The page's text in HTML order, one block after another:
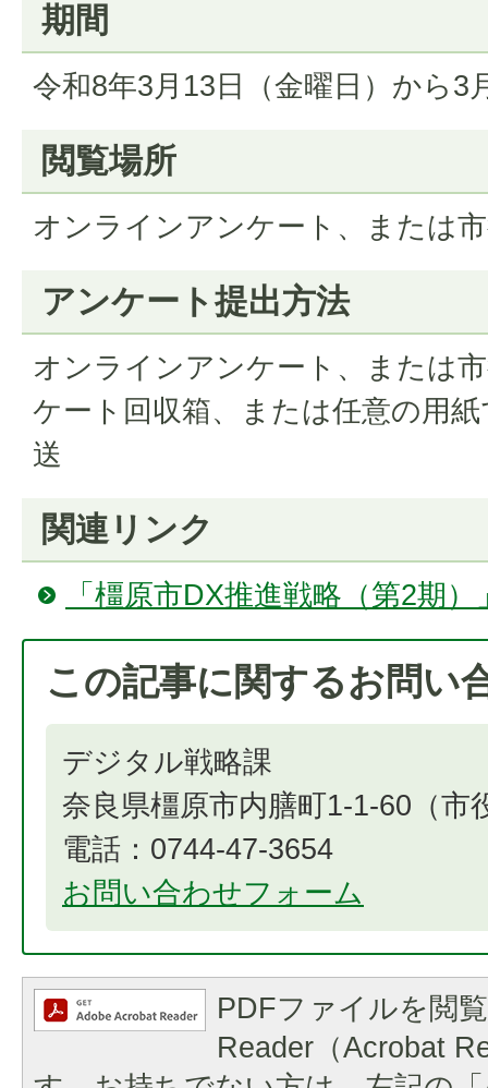
期間
令和8年3月13日（金曜日）から3
閲覧場所
オンラインアンケート、または
アンケート提出方法
オンラインアンケート、または
ケート回収箱、または任意の用
送
関連リンク
「橿原市DX推進戦略（第2期
この記事に関するお問い
デジタル戦略課
奈良県橿原市内膳町1-1-60（市
電話：0744-47-3654​​​​​​​
お問い合わせフォーム
PDFファイルを閲
Reader（Acrobat